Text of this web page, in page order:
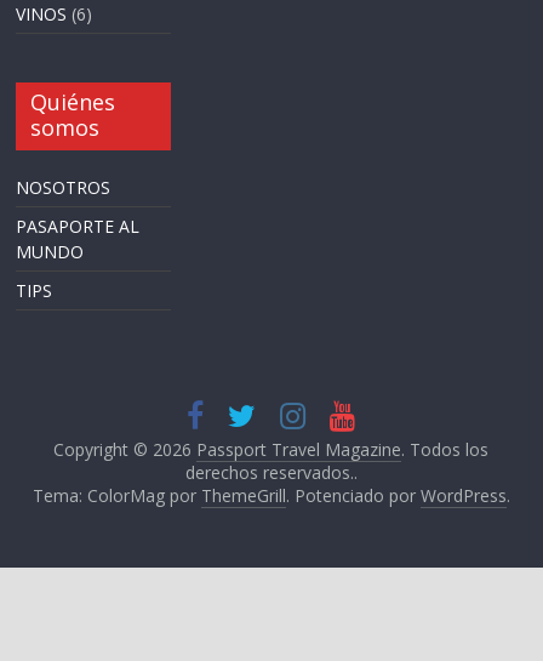
VINOS (6)
Quiénes
somos
NOSOTROS
PASAPORTE AL
MUNDO
TIPS
Copyright © 2026 Passport Travel Magazine. Todos los
derechos reservados..
Tema: ColorMag por ThemeGrill. Potenciado por WordPress.